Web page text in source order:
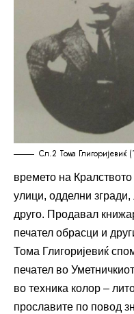
Сл.2 Тома Глигоријевиќ
времето на
улици, одделни
друго. Продавал
печател обрасци и
Тома Глигоријевиќ
печател во
во техника колор –
прославите по повод